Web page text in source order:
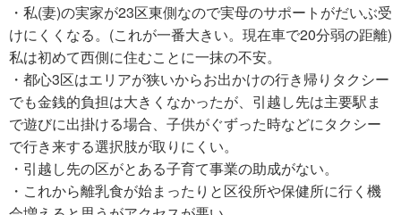
・私(妻)の実家が23区東側なので実母のサポートがだいぶ受
けにくくなる。(これが一番大きい。現在車で20分弱の距離)
私は初めて西側に住むことに一抹の不安。
・都心3区はエリアが狭いからお出かけの行き帰りタクシー
でも金銭的負担は大きくなかったが、引越し先は主要駅ま
で遊びに出掛ける場合、子供がぐずった時などにタクシー
で行き来する選択肢が取りにくい。
・引越し先の区がとある子育て事業の助成がない。
・これから離乳食が始まったりと区役所や保健所に行く機